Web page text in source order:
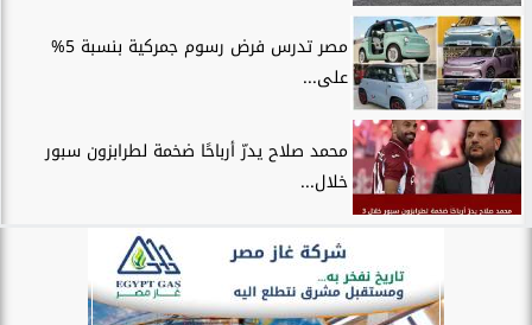
مصر تدرس فرض رسوم جمركية بنسبة 5%
على...
محمد صلاح يدرّ أرباحًا ضخمة لطرابزون سبور
خلال...